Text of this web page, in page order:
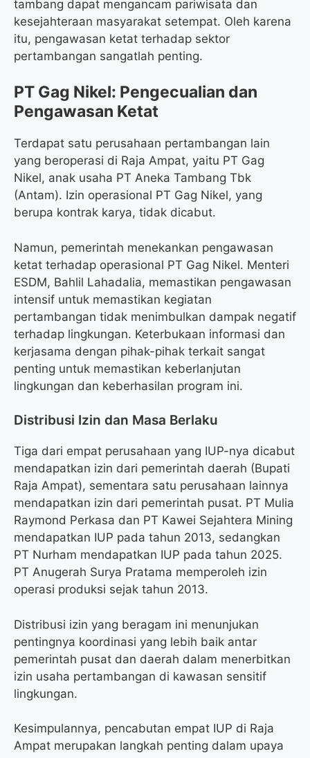
tambang dapat mengancam pariwisata dan
kesejahteraan masyarakat setempat. Oleh karena
itu, pengawasan ketat terhadap sektor
pertambangan sangatlah penting.
PT Gag Nikel: Pengecualian dan
Pengawasan Ketat
Terdapat satu perusahaan pertambangan lain
yang beroperasi di Raja Ampat, yaitu PT Gag
Nikel, anak usaha PT Aneka Tambang Tbk
(Antam). Izin operasional PT Gag Nikel, yang
berupa kontrak karya, tidak dicabut.
Namun, pemerintah menekankan pengawasan
ketat terhadap operasional PT Gag Nikel. Menteri
ESDM, Bahlil Lahadalia, memastikan pengawasan
intensif untuk memastikan kegiatan
pertambangan tidak menimbulkan dampak negatif
terhadap lingkungan. Keterbukaan informasi dan
kerjasama dengan pihak-pihak terkait sangat
penting untuk memastikan keberlanjutan
lingkungan dan keberhasilan program ini.
Distribusi Izin dan Masa Berlaku
Tiga dari empat perusahaan yang IUP-nya dicabut
mendapatkan izin dari pemerintah daerah (Bupati
Raja Ampat), sementara satu perusahaan lainnya
mendapatkan izin dari pemerintah pusat. PT Mulia
Raymond Perkasa dan PT Kawei Sejahtera Mining
mendapatkan IUP pada tahun 2013, sedangkan
PT Nurham mendapatkan IUP pada tahun 2025.
PT Anugerah Surya Pratama memperoleh izin
operasi produksi sejak tahun 2013.
Distribusi izin yang beragam ini menunjukan
pentingnya koordinasi yang lebih baik antar
pemerintah pusat dan daerah dalam menerbitkan
izin usaha pertambangan di kawasan sensitif
lingkungan.
Kesimpulannya, pencabutan empat IUP di Raja
Ampat merupakan langkah penting dalam upaya